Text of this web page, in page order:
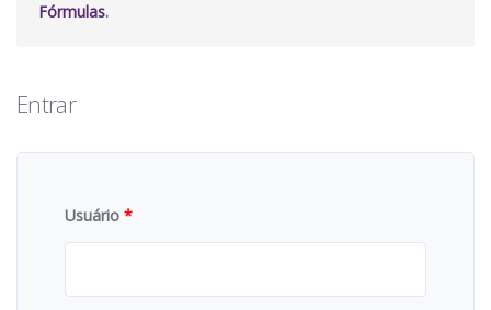
Fórmulas.
Entrar
Usuário *